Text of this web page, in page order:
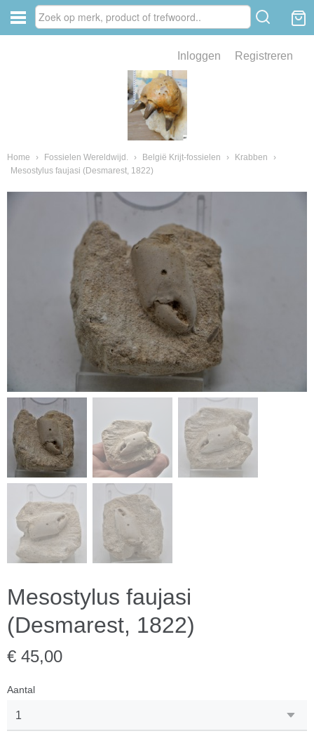
Inloggen Registreren
Home › Fossielen Wereldwijd. › België Krijt-fossielen › Krabben
›
Mesostylus faujasi (Desmarest, 1822)
Mesostylus faujasi
(Desmarest, 1822)
€ 45,00
Aantal
van fossielen en mineralen